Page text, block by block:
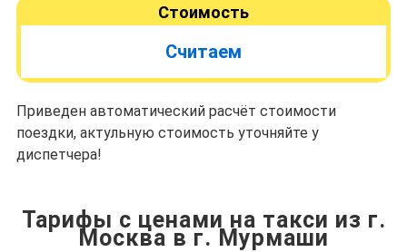
Стоимость
Считаем
Приведен автоматический расчёт стоимости
поездки, актульную стоимость уточняйте у
диспетчера!
Тарифы с ценами на такси из г.
Москва в г. Мурмаши